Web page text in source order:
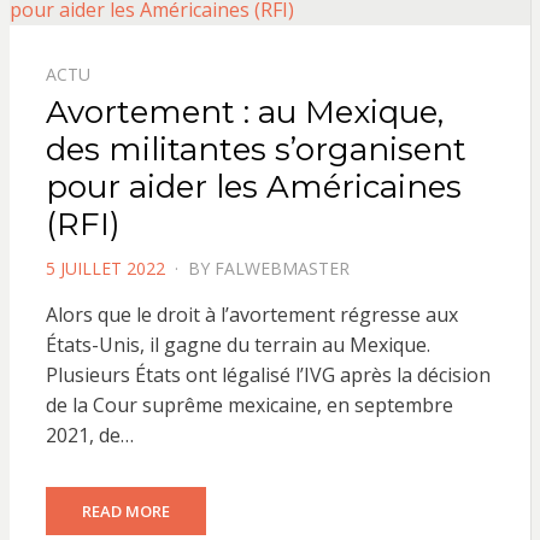
ACTU
Avortement : au Mexique,
des militantes s’organisent
pour aider les Américaines
(RFI)
POSTED
5 JUILLET 2022 BY FALWEBMASTER
Alors que le droit à l’avortement régresse aux
États-Unis, il gagne du terrain au Mexique.
Plusieurs États ont légalisé l’IVG après la décision
de la Cour suprême mexicaine, en septembre
2021, de…
READ MORE